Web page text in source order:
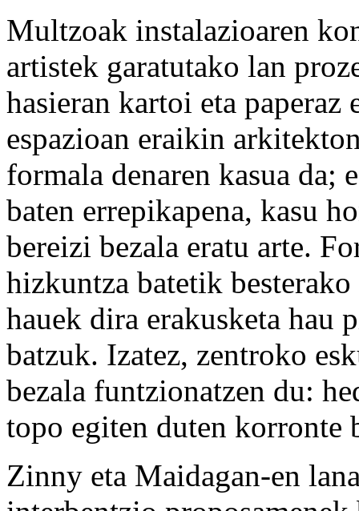
Multzoak instalazioaren
artistek garatutako lan
hasieran kartoi eta
espazioan eraikin
formala denaren kasua da;
baten errepikapena, kasu
bereizi bezala eratu arte.
hizkuntza batetik
hauek dira erakusketa hau
batzuk. Izatez, zentroko
bezala funtzionatzen du:
topo egiten duten korronte
Zinny eta Maidagan-en